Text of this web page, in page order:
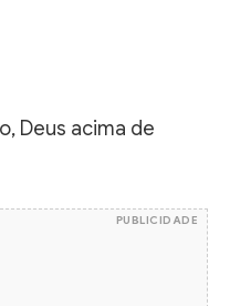
Deus acima de
PUBLICIDADE